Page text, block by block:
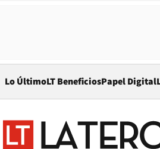
Lo ÚltimoLT BeneficiosPapel Digital